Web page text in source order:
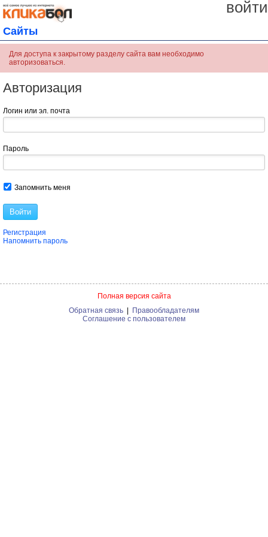
войти
Сайты
Для доступа к закрытому разделу сайта вам необходимо
авторизоваться.
Авторизация
Логин или эл. почта
Пароль
Запомнить меня
Войти
Регистрация
Напомнить пароль
Полная версия сайта
Обратная связь
Правообладателям
Соглашение с пользователем